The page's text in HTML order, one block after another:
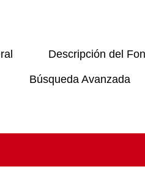
Descripción del
Búsqueda Avanzada